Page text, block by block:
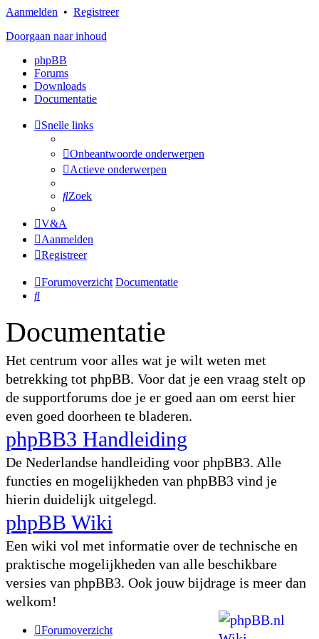
Aanmelden • Registreer
Doorgaan naar inhoud
phpBB
Forums
Downloads
Documentatie
Snelle links
Onbeantwoorde onderwerpen
Actieve onderwerpen
Zoek
V&A
Aanmelden
Registreer
Forumoverzicht Documentatie
Zoek
Documentatie
Het centrum voor alles wat je wilt weten met
betrekking tot phpBB. Voor dat je een vraag stelt op
de supportforums doe je er goed aan om eerst hier
even goed doorheen te bladeren.
phpBB3 Handleiding
De Nederlandse handleiding voor phpBB3. Alle
functies en mogelijkheden van phpBB3 vind je
hierin duidelijk uitgelegd.
phpBB Wiki
Een wiki vol met informatie over de technische en
praktische mogelijkheden van alle beschikbare
versies van phpBB3. Ook jouw bijdrage is meer dan
welkom!
Forumoverzicht